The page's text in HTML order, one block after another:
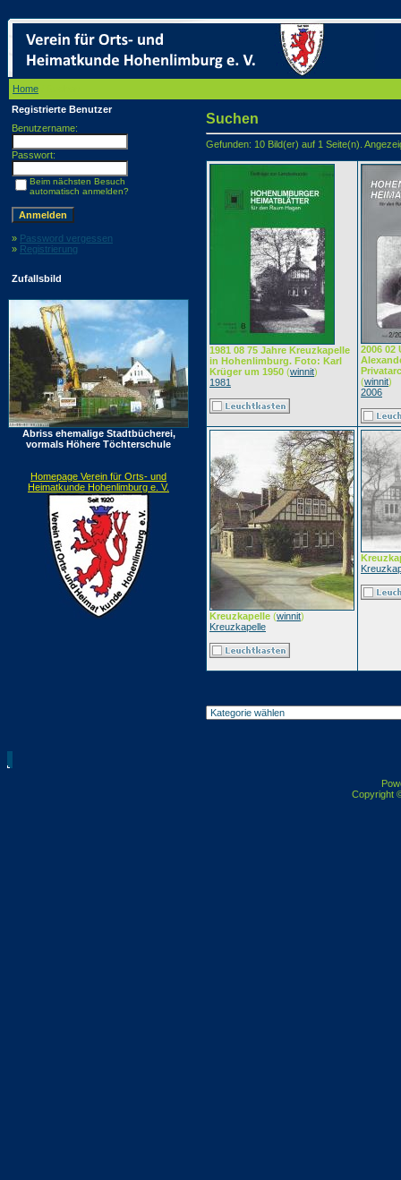
Home
Registrierte Benutzer
Benutzername:
Passwort:
Beim nächsten Besuch
automatisch anmelden?
» Password vergessen
» Registrierung
Zufallsbild
Abriss ehemalige Stadtbücherei,
vormals Höhere Töchterschule
Homepage Verein für Orts- und
Heimatkunde Hohenlimburg e. V.
Suchen
Gefunden: 10 Bild(er) auf 1 Seite(n).
1981 08 75 Jahre Kreuzkapelle
in Hohenlimburg. Foto: Karl
Krüger um 1950 (winnit)
1981
2006 02
(winnit)
2006
Kreuzkapelle (winnit)
Kreuzkapelle
Copyright